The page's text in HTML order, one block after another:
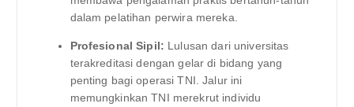
dalam pelatihan perwira mereka.
Profesional Sipil: Lulusan dari universitas
terakreditasi dengan gelar di bidang yang
penting bagi operasi TNI. Jalur ini
memungkinkan TNI merekrut individu